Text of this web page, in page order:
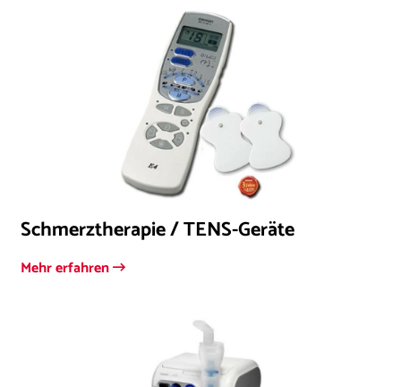
Schmerztherapie / TENS-Geräte
Mehr erfahren